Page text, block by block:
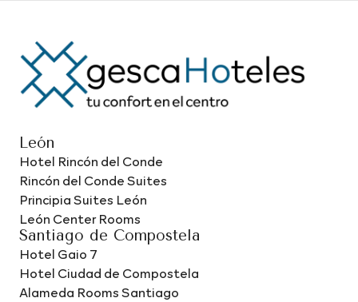
León
Hotel Rincón del Conde
Rincón del Conde Suites
Principia Suites León
León Center Rooms
Santiago de Compostela
Hotel Gaio 7
Hotel Ciudad de Compostela
Alameda Rooms Santiago